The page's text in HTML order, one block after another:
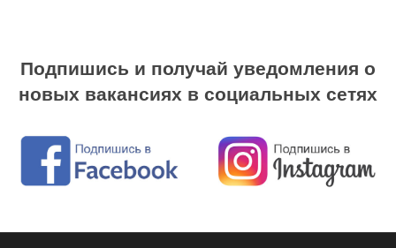
Подпишись и получай уведомления о
новых вакансиях в социальных сетях